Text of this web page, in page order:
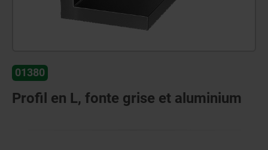
01380
Profil en L, fonte grise et aluminium